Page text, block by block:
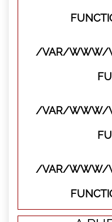
/VAR/WWW/
/VAR/WWW/
/VAR/WWW/